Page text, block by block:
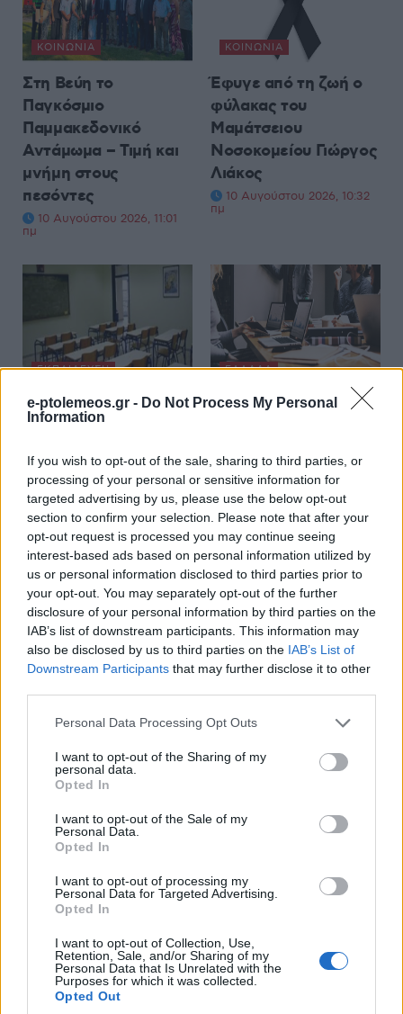
e-ptolemeos.gr - Do Not Process My Personal
Information
If you wish to opt-out of the sale, sharing to third parties, or
processing of your personal or sensitive information for
targeted advertising by us, please use the below opt-out
section to confirm your selection. Please note that after your
opt-out request is processed you may continue seeing
interest-based ads based on personal information utilized by
us or personal information disclosed to third parties prior to
your opt-out. You may separately opt-out of the further
disclosure of your personal information by third parties on the
IAB’s list of downstream participants. This information may
also be disclosed by us to third parties on the IAB’s List of
Downstream Participants that may further disclose it to other
Please note that this website/app uses one or more Google
not limited to your visit or usage behaviour. You may click to
grant or deny consent to Google and its third-party tags to
use your data for below specified purposes in below Google
consent section.
Personal Data Processing Opt Outs
I want to opt-out of the Sharing of my
personal data.
Opted In
I want to opt-out of the Sale of my
Personal Data.
Opted In
I want to opt-out of processing my
Personal Data for Targeted Advertising.
Opted In
I want to opt-out of Collection, Use,
Retention, Sale, and/or Sharing of my
Personal Data that Is Unrelated with the
Purposes for which it was collected.
Opted Out
ΚΟΙΝΩΝΊΑ
Στη Βεύη το
Παγκόσμιο
Παμμακεδονικό
Αντάμωμα – Τιμή και
μνήμη στους
πεσόντες
10 Αυγούστου 2026, 11:01
πμ
ΚΟΙΝΩΝΊΑ
Έφυγε από τη ζωή ο
φύλακας του
Μαμάτσειου
Νοσοκομείου Γιώργος
Λιάκος
10 Αυγούστου 2026, 10:32
πμ
ΕΚΠΑΊΔΕΥΣΗ
Η πιο κρίσιμη
εβδομάδα του
εκπαιδευτικούς: 5.500
διορισμοί, 130.000
στους πίνακες ΑΣΕΠ
και η πρόσκληση για
αναπληρωτές
10 Αυγούστου 2026, 10:11
πμ
ΕΛΛΆΔΑ
Τι ισχύει για την αργία
– Όσα πρέπει να
γνωρίζουν οι
μισθωτοί του
ιδιωτικού τομέα
10 Αυγούστου 2026, 9:31
πμ